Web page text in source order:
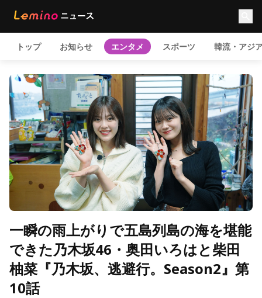
トップ お知らせ エンタメ スポーツ 韓流・アジ
一瞬の雨上がりで五島列島の海を堪能
できた乃木坂46・奥田いろはと柴田
柚菜『乃木坂、逃避行。Season2』第
10話